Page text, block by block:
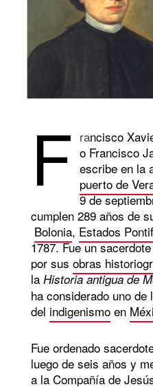
F rancisco
o Francisco
escribe en la
puerto de
9 de
cumplen 289 años de
Bolonia, Estados
1787. Fue un
por sus obras
la Historia antigua de
ha considerado uno
del indigenismo en
Fue ordenado
luego de seis años y
a la Compañía de